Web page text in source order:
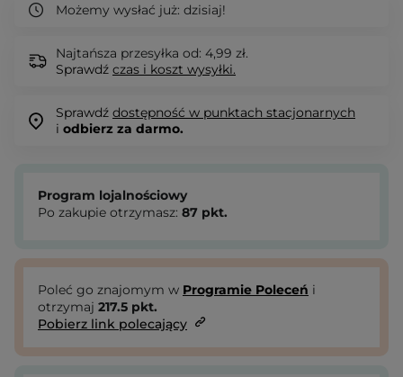
Możemy wysłać już: dzisiaj!
Najtańsza przesyłka od: 4,99 zł.
Sprawdź czas i koszt wysyłki.
Sprawdź dostępność w punktach stacjonarnych
i odbierz za darmo.
Program lojalnościowy
Po zakupie otrzymasz: 87 pkt.
Poleć go znajomym w Programie Poleceń i
otrzymaj 217.5 pkt.
Pobierz link polecający